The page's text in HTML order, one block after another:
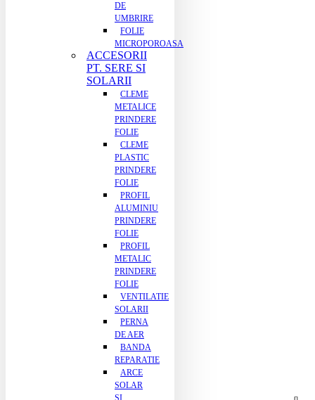
DE
UMBRIRE
FOLIE
MICROPOROASA
ACCESORII
PT. SERE SI
SOLARII
CLEME
METALICE
PRINDERE
FOLIE
CLEME
PLASTIC
PRINDERE
FOLIE
PROFIL
ALUMINIU
PRINDERE
FOLIE
PROFIL
METALIC
PRINDERE
FOLIE
VENTILATIE
SOLARII
PERNA
DE AER
BANDA
REPARATIE
ARCE
SOLAR
SI